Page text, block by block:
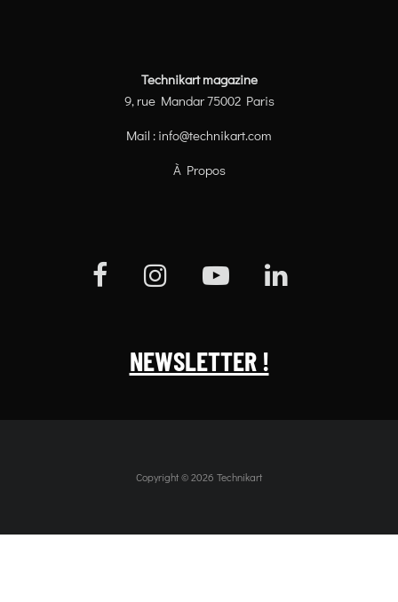
Technikart magazine
9, rue Mandar 75002 Paris
Mail : info@technikart.com
À Propos
NEWSLETTER !
Copyright © 2026 Technikart